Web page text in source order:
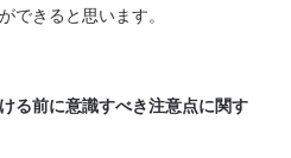
できると思います。
る前に意識すべき注意点に関す